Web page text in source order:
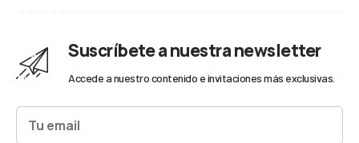
Suscríbete a nuestra newsletter
Accede a nuestro contenido e invitaciones más exclusivas.